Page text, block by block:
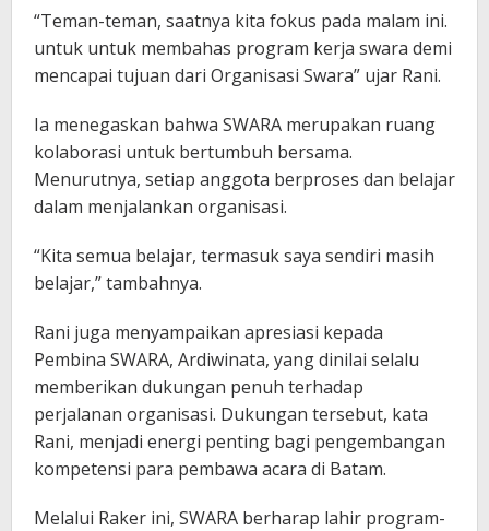
“Teman-teman, saatnya kita fokus pada malam ini.
untuk untuk membahas program kerja swara demi
mencapai tujuan dari Organisasi Swara” ujar Rani.
Ia menegaskan bahwa SWARA merupakan ruang
kolaborasi untuk bertumbuh bersama.
Menurutnya, setiap anggota berproses dan belajar
dalam menjalankan organisasi.
“Kita semua belajar, termasuk saya sendiri masih
belajar,” tambahnya.
Rani juga menyampaikan apresiasi kepada
Pembina SWARA, Ardiwinata, yang dinilai selalu
memberikan dukungan penuh terhadap
perjalanan organisasi. Dukungan tersebut, kata
Rani, menjadi energi penting bagi pengembangan
kompetensi para pembawa acara di Batam.
Melalui Raker ini, SWARA berharap lahir program-